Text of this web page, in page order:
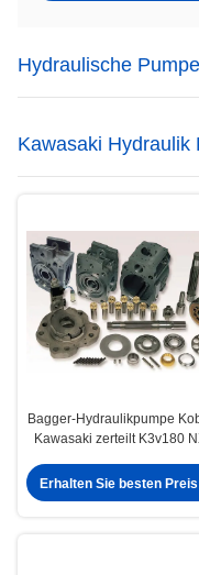
Hydraulische
Kawasaki Hydraulik
Bagger-Hydraulikpumpe
Kawasaki zerteilt K3v180
Erhalten Sie besten Preis